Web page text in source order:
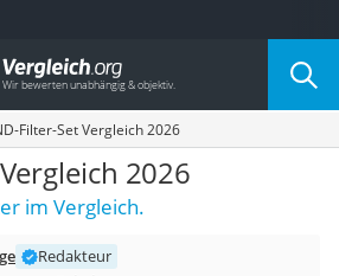
nach Kategorie
Filter-Set Vergleich 2026
2026
im Vergleich.
Redakteur